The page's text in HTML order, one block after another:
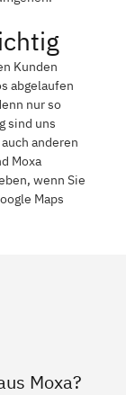
Kunden
abgelaufen
nur so
sind uns
anderen
Moxa
wenn Sie
Maps
Moxa?